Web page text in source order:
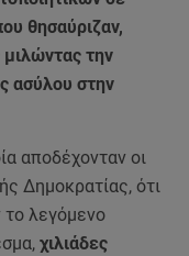
θησαύριζαν,
την
ασύλου στην
αποδέχονταν οι
Δημοκρατίας, ότι
το λεγόμενο
χιλιάδες